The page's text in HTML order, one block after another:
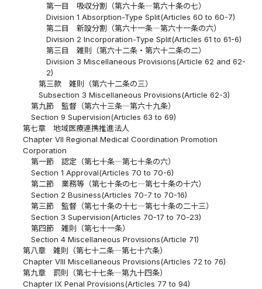
第一目 吸収分割（第六十条―第六十条の七）
Division 1 Absorption-Type Split(Articles 60 to 60-7)
第二目 新設分割（第六十一条―第六十一条の六）
Division 2 Incorporation-Type Split(Articles 61 to 61-6)
第三目 雑則（第六十二条・第六十二条の二）
Division 3 Miscellaneous Provisions(Article 62 and 62-
2)
第三款 雑則（第六十二条の三）
Subsection 3 Miscellaneous Provisions(Article 62-3)
第九節 監督（第六十三条―第六十九条）
Section 9 Supervision(Articles 63 to 69)
第七章 地域医療連携推進法人
Chapter VII Regional Medical Coordination Promotion
Corporation
第一節 認定（第七十条―第七十条の六）
Section 1 Approval(Articles 70 to 70-6)
第二節 業務等（第七十条の七―第七十条の十六）
Section 2 Business(Articles 70-7 to 70-16)
第三節 監督（第七十条の十七―第七十条の二十三）
Section 3 Supervision(Articles 70-17 to 70-23)
第四節 雑則（第七十一条）
Section 4 Miscellaneous Provisions(Article 71)
第八章 雑則（第七十二条―第七十六条）
Chapter VIII Miscellaneous Provisions(Articles 72 to 76)
第九章 罰則（第七十七条―第九十四条）
Chapter IX Penal Provisions(Articles 77 to 94)